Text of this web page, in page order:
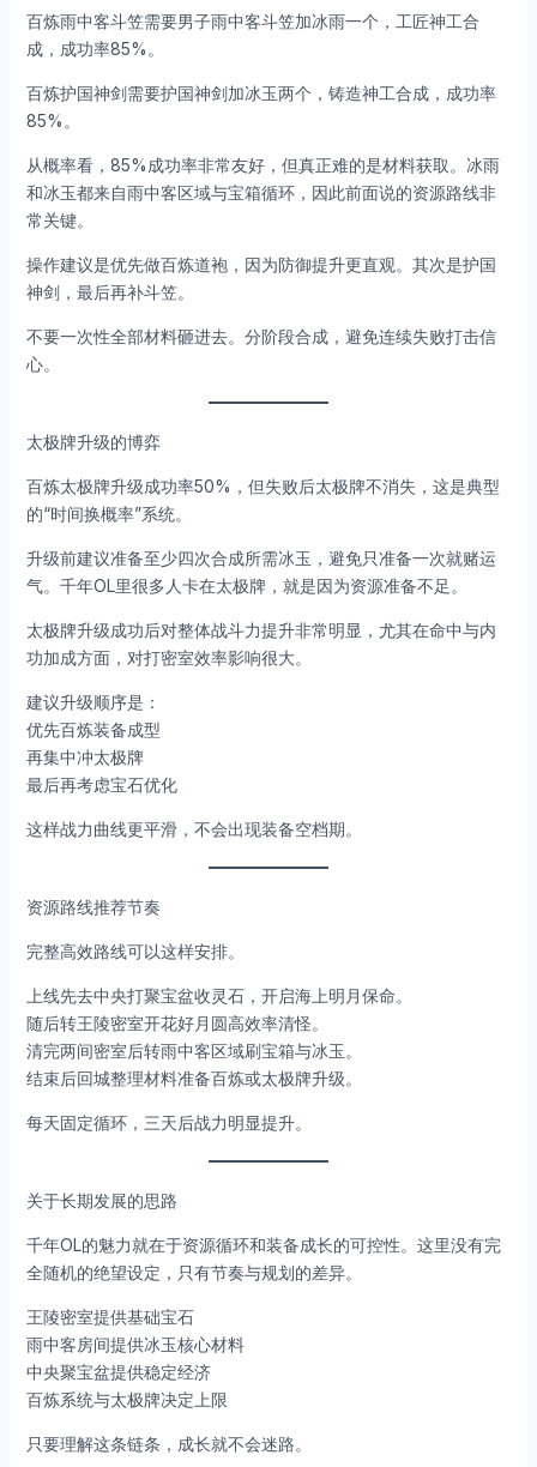
百炼雨中客斗笠需要男子雨中客斗笠加冰雨一个，工匠神工合
成，成功率85%。
百炼护国神剑需要护国神剑加冰玉两个，铸造神工合成，成功率
85%。
从概率看，85%成功率非常友好，但真正难的是材料获取。冰雨
和冰玉都来自雨中客区域与宝箱循环，因此前面说的资源路线非
常关键。
操作建议是优先做百炼道袍，因为防御提升更直观。其次是护国
神剑，最后再补斗笠。
不要一次性全部材料砸进去。分阶段合成，避免连续失败打击信
心。
太极牌升级的博弈
百炼太极牌升级成功率50%，但失败后太极牌不消失，这是典型
的“时间换概率”系统。
升级前建议准备至少四次合成所需冰玉，避免只准备一次就赌运
气。千年OL里很多人卡在太极牌，就是因为资源准备不足。
太极牌升级成功后对整体战斗力提升非常明显，尤其在命中与内
功加成方面，对打密室效率影响很大。
建议升级顺序是：
优先百炼装备成型
再集中冲太极牌
最后再考虑宝石优化
这样战力曲线更平滑，不会出现装备空档期。
资源路线推荐节奏
完整高效路线可以这样安排。
上线先去中央打聚宝盆收灵石，开启海上明月保命。
随后转王陵密室开花好月圆高效率清怪。
清完两间密室后转雨中客区域刷宝箱与冰玉。
结束后回城整理材料准备百炼或太极牌升级。
每天固定循环，三天后战力明显提升。
关于长期发展的思路
千年OL的魅力就在于资源循环和装备成长的可控性。这里没有完
全随机的绝望设定，只有节奏与规划的差异。
王陵密室提供基础宝石
雨中客房间提供冰玉核心材料
中央聚宝盆提供稳定经济
百炼系统与太极牌决定上限
只要理解这条链条，成长就不会迷路。